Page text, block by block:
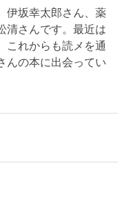
伊坂幸太郎さん、薬
清さんです。最近は
これからも読メを通
んの本に出会ってい